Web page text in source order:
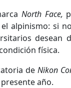
North Face,
alpinismo: si
desean
física.
deNikon
año.